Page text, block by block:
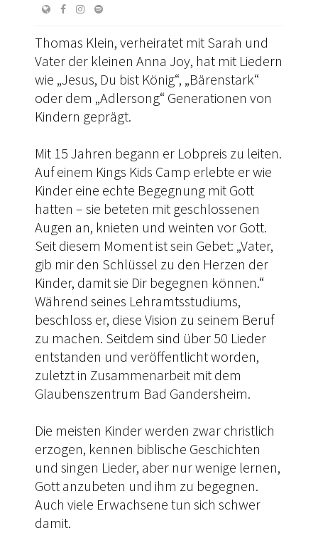
Thomas Klein, verheiratet mit Sarah und
Vater der kleinen Anna Joy, hat mit Liedern
wie „Jesus, Du bist König“, „Bärenstark“
oder dem „Adlersong“ Generationen von
Kindern geprägt.
Mit 15 Jahren begann er Lobpreis zu leiten.
Auf einem Kings Kids Camp erlebte er wie
Kinder eine echte Begegnung mit Gott
hatten – sie beteten mit geschlossenen
Augen an, knieten und weinten vor Gott.
Seit diesem Moment ist sein Gebet: „Vater,
gib mir den Schlüssel zu den Herzen der
Kinder, damit sie Dir begegnen können.“
Während seines Lehramtsstudiums,
beschloss er, diese Vision zu seinem Beruf
zu machen. Seitdem sind über 50 Lieder
entstanden und veröffentlicht worden,
zuletzt in Zusammenarbeit mit dem
Glaubenszentrum Bad Gandersheim.
Die meisten Kinder werden zwar christlich
erzogen, kennen biblische Geschichten
und singen Lieder, aber nur wenige lernen,
Gott anzubeten und ihm zu begegnen.
Auch viele Erwachsene tun sich schwer
damit.